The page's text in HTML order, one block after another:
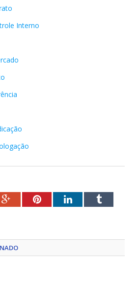
Interno
Google+PinterestLinkedInTumblr